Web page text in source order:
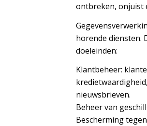
ontbreken, onjuist
horende diensten.
doeleinden:
Klantbeheer:
nieuwsbrieven.
Beheer van
Bescherming